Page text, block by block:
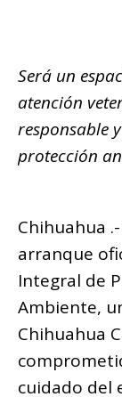
o
o
k
ar
ti
r
Será un
atención
responsable
protección
Chihuahua
arranque
Integral de
Ambiente,
Chihuahua
cuidado del